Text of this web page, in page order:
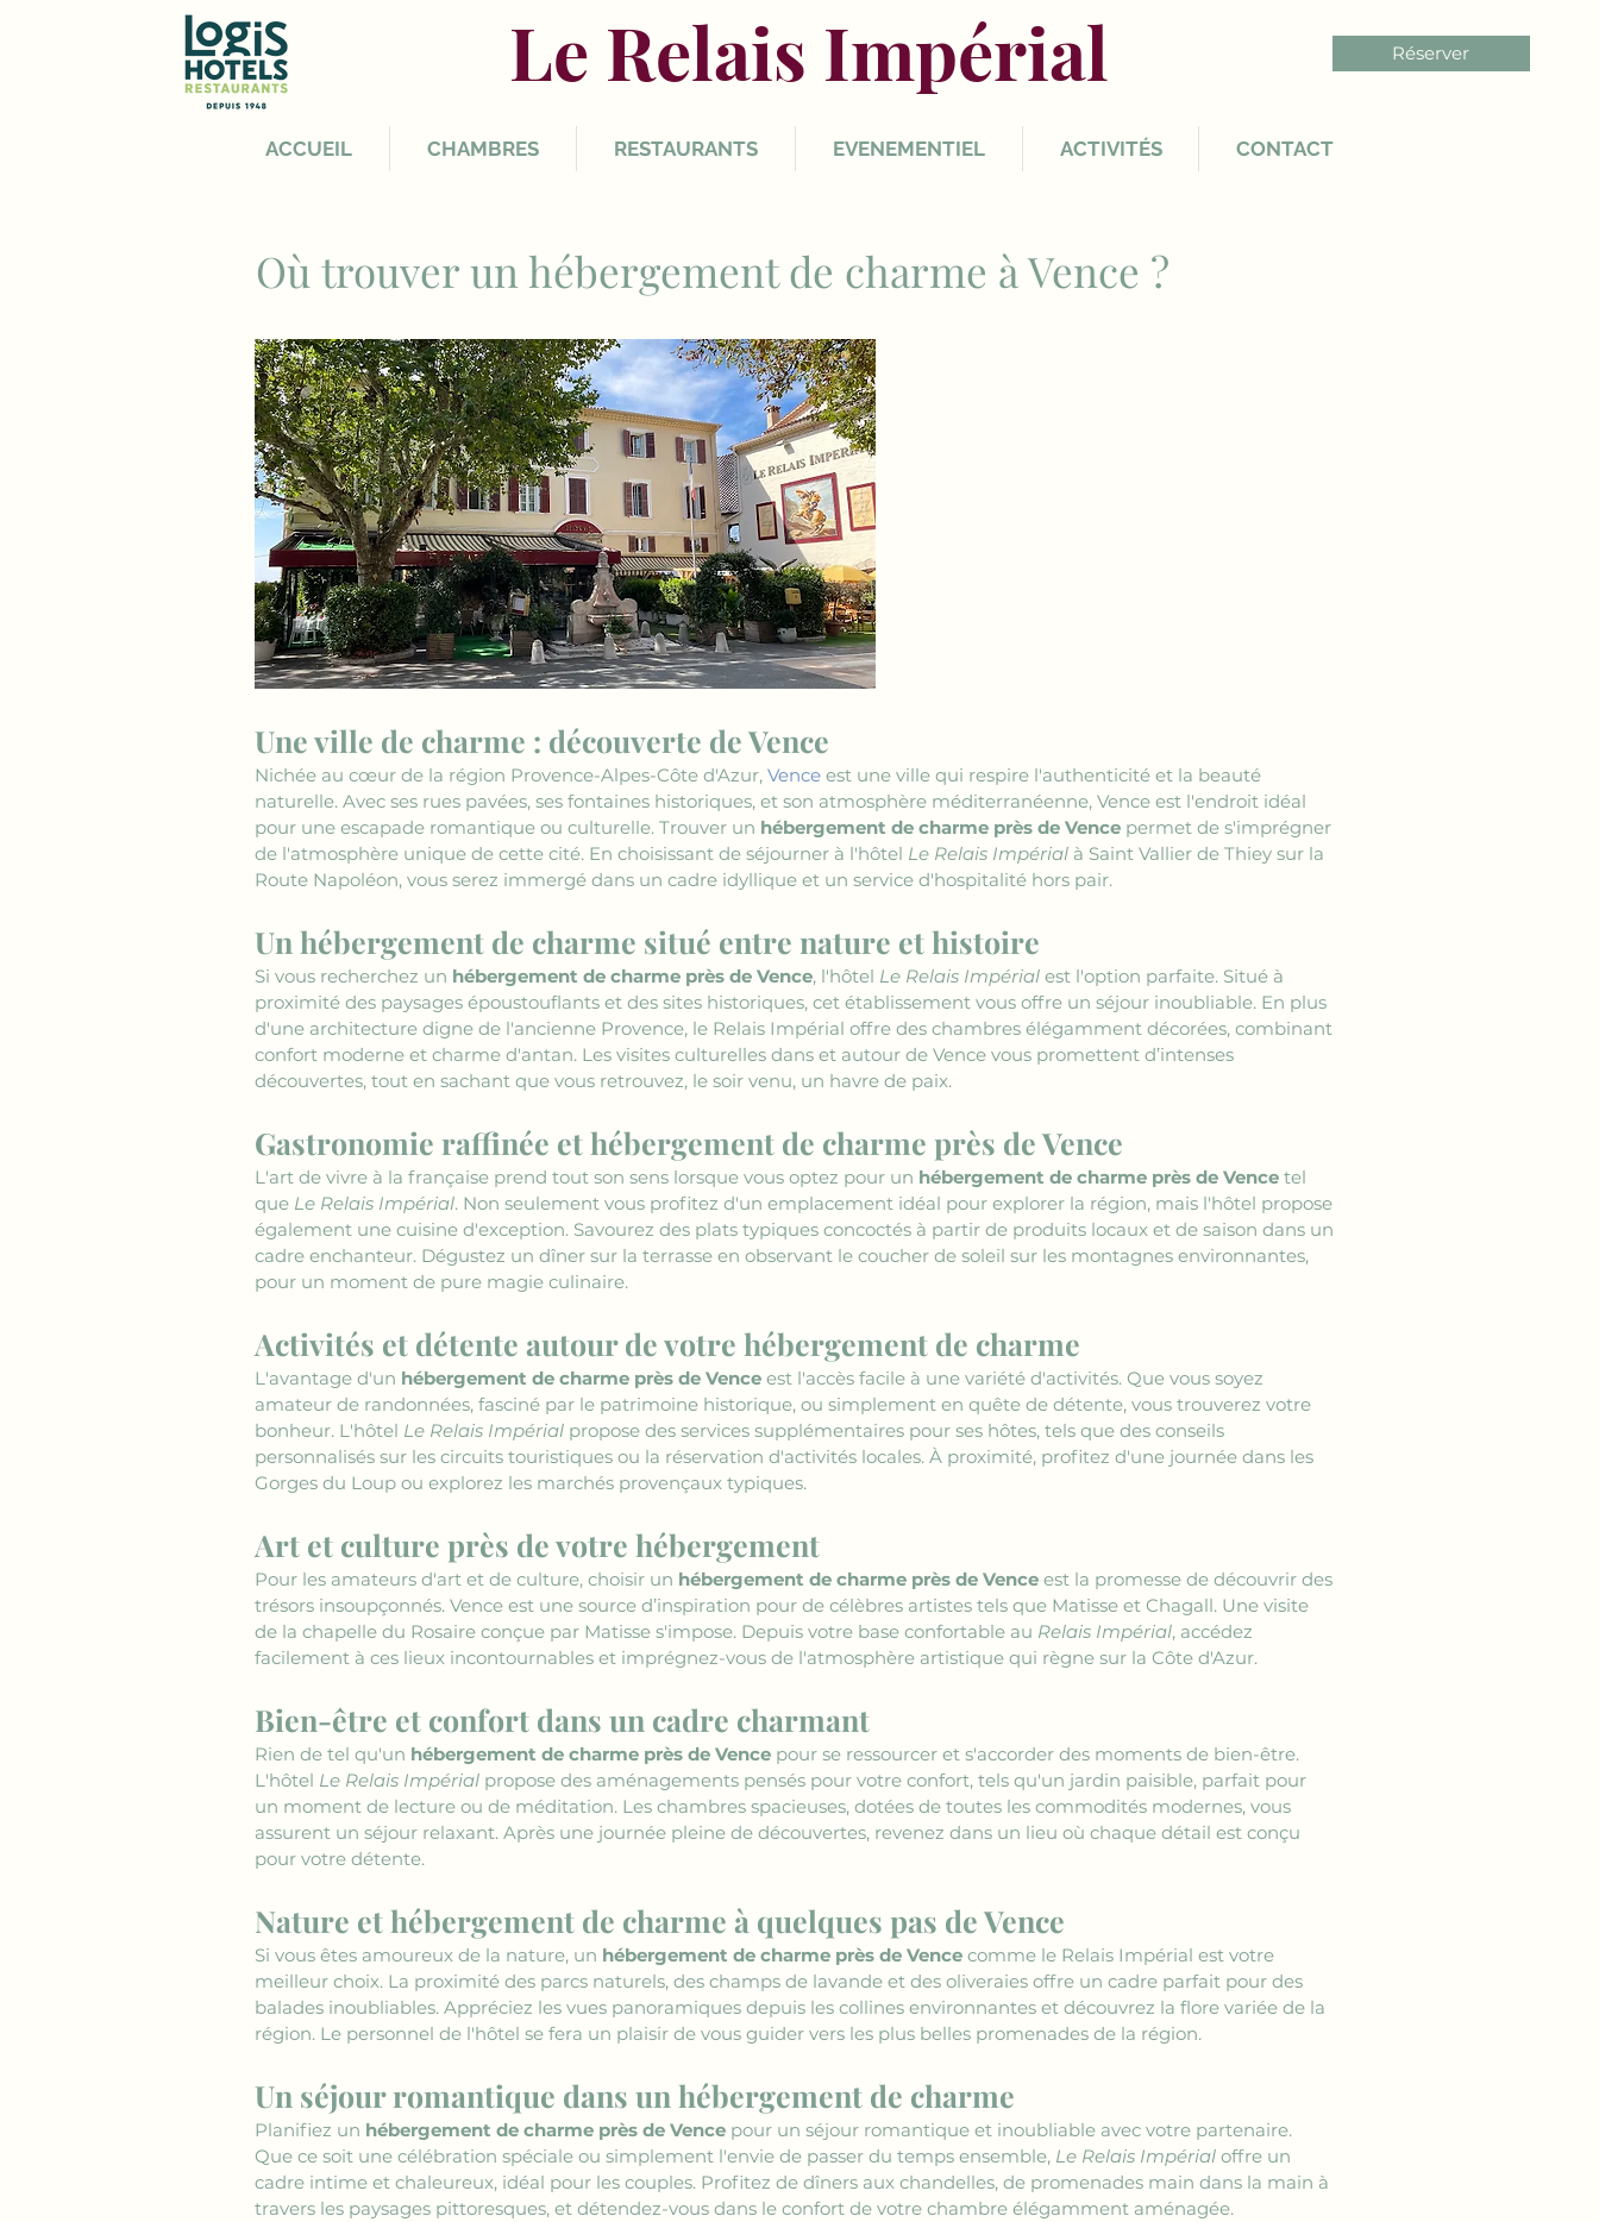
Le Relais Impérial Réserver
ACCUEIL CHAMBRES RESTAURANTS EVENEMENTIEL ACTIVITÉS CONTACT
Où trouver un hébergement de charme à Vence ?
Une ville de charme : découverte de Vence
Nichée au cœur de la région Provence-Alpes-Côte d'Azur, Vence est une ville qui respire l'authenticité et la beauté
naturelle. Avec ses rues pavées, ses fontaines historiques, et son atmosphère méditerranéenne, Vence est l'endroit idéal
pour une escapade romantique ou culturelle. Trouver un hébergement de charme près de Vence permet de s'imprégner
de l'atmosphère unique de cette cité. En choisissant de séjourner à l'hôtel Le Relais Impérial à Saint Vallier de Thiey sur la
Route Napoléon, vous serez immergé dans un cadre idyllique et un service d'hospitalité hors pair.
Un hébergement de charme situé entre nature et histoire
Si vous recherchez un hébergement de charme près de Vence, l'hôtel Le Relais Impérial est l'option parfaite. Situé à
proximité des paysages époustouflants et des sites historiques, cet établissement vous offre un séjour inoubliable. En plus
d'une architecture digne de l'ancienne Provence, le Relais Impérial offre des chambres élégamment décorées, combinant
confort moderne et charme d'antan. Les visites culturelles dans et autour de Vence vous promettent d’intenses
découvertes, tout en sachant que vous retrouvez, le soir venu, un havre de paix.
Gastronomie raffinée et hébergement de charme près de Vence
L'art de vivre à la française prend tout son sens lorsque vous optez pour un hébergement de charme près de Vence tel
que Le Relais Impérial. Non seulement vous profitez d'un emplacement idéal pour explorer la région, mais l'hôtel propose
également une cuisine d'exception. Savourez des plats typiques concoctés à partir de produits locaux et de saison dans un
cadre enchanteur. Dégustez un dîner sur la terrasse en observant le coucher de soleil sur les montagnes environnantes,
pour un moment de pure magie culinaire.
Activités et détente autour de votre hébergement de charme
L'avantage d'un hébergement de charme près de Vence est l'accès facile à une variété d'activités. Que vous soyez
amateur de randonnées, fasciné par le patrimoine historique, ou simplement en quête de détente, vous trouverez votre
bonheur. L'hôtel Le Relais Impérial propose des services supplémentaires pour ses hôtes, tels que des conseils
personnalisés sur les circuits touristiques ou la réservation d'activités locales. À proximité, profitez d'une journée dans les
Gorges du Loup ou explorez les marchés provençaux typiques.
Art et culture près de votre hébergement
Pour les amateurs d'art et de culture, choisir un hébergement de charme près de Vence est la promesse de découvrir des
trésors insoupçonnés. Vence est une source d’inspiration pour de célèbres artistes tels que Matisse et Chagall. Une visite
de la chapelle du Rosaire conçue par Matisse s'impose. Depuis votre base confortable au Relais Impérial, accédez
facilement à ces lieux incontournables et imprégnez-vous de l'atmosphère artistique qui règne sur la Côte d'Azur.
Bien-être et confort dans un cadre charmant
Rien de tel qu'un hébergement de charme près de Vence pour se ressourcer et s'accorder des moments de bien-être.
L'hôtel Le Relais Impérial propose des aménagements pensés pour votre confort, tels qu'un jardin paisible, parfait pour
un moment de lecture ou de méditation. Les chambres spacieuses, dotées de toutes les commodités modernes, vous
assurent un séjour relaxant. Après une journée pleine de découvertes, revenez dans un lieu où chaque détail est conçu
pour votre détente.
Nature et hébergement de charme à quelques pas de Vence
Si vous êtes amoureux de la nature, un hébergement de charme près de Vence comme le Relais Impérial est votre
meilleur choix. La proximité des parcs naturels, des champs de lavande et des oliveraies offre un cadre parfait pour des
balades inoubliables. Appréciez les vues panoramiques depuis les collines environnantes et découvrez la flore variée de la
région. Le personnel de l'hôtel se fera un plaisir de vous guider vers les plus belles promenades de la région.
Un séjour romantique dans un hébergement de charme
Planifiez un hébergement de charme près de Vence pour un séjour romantique et inoubliable avec votre partenaire.
Que ce soit une célébration spéciale ou simplement l'envie de passer du temps ensemble, Le Relais Impérial offre un
cadre intime et chaleureux, idéal pour les couples. Profitez de dîners aux chandelles, de promenades main dans la main à
travers les paysages pittoresques, et détendez-vous dans le confort de votre chambre élégamment aménagée.